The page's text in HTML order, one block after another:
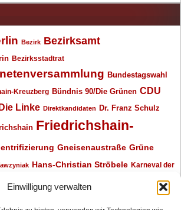
Einwilligung verwalten
Bezirk Bezirksamt
Bezirksstadtrat
Bundestagswahl
Kreuzberg Bündnis 90/Die Grünen CDU
Die Linke Direktkandidaten Dr. Franz Schulz
Friedrichshain-
Gneisenaustraße Grüne
Hans-Christian Ströbele Karneval der